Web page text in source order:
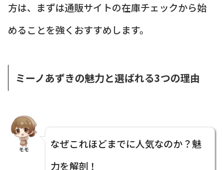
方は、まずは通販サイトの在庫チェックから始
めることを強くおすすめします。
ミーノあずきの魅力と選ばれる3つの理由
モモ
なぜこれほどまでに人気なのか？魅
力を解剖！